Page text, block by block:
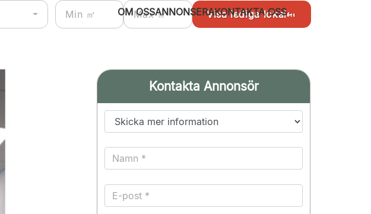
OM OSSANNONSERAKONTAKTA OSS
Kontakta Annonsör